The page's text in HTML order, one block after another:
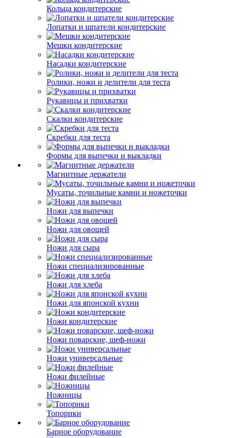
Кольца кондитерские
Лопатки и шпатели кондитерские
Мешки кондитерские
Насадки кондитерские
Ролики, ножи и делители для теста
Рукавицы и прихватки
Скалки кондитерские
Скребки для теста
Формы для выпечки и выкладки
Магнитные держатели
Мусаты, точильные камни и ножеточки
Ножи для выпечки
Ножи для овощей
Ножи для сыра
Ножи специализированные
Ножи для хлеба
Ножи для японской кухни
Ножи кондитерские
Ножи поварские, шеф-ножи
Ножи универсальные
Ножи филейные
Ножницы
Топорики
Барное оборудование